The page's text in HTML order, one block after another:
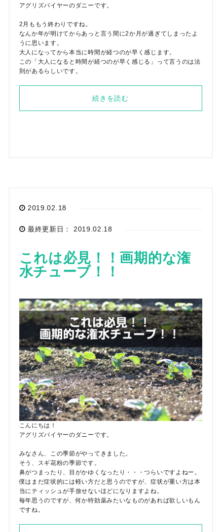
アグリズバイヤーのダニーです。
2月ももう終わりですね。
なんか年が明けてからあっと言う間に2か月が過ぎてしまったよ
うに思います。
大人になってから本当に時間が経つのが早く感じます。
この「大人になると時間が経つのが早く感じる」って言うのは法
則があるらしいです。
続きを読む
2019.02.18
最終更新日： 2019.02.18
これは必見！！画期的な潅
水チューブ！！
こんにちは！
アグリズバイヤーのダニーです。
みなさん、この季節がやってきました。
そう、スギ花粉の季節です。
鼻がつまったり、目がかゆくなったり・・・つらいですよねー。
僕はまだ症状的には軽い方だと思うのですが、症状が重い方は本
当にティッシュが手放せないほどになりますよね。
毎年思うのですが、何か特効薬みたいなものがあれば欲しいもん
ですね。